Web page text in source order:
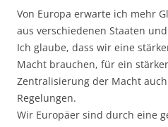
Von Europa erwarte ich mehr
aus verschiedenen Staaten
Ich glaube, dass wir eine
Macht brauchen, für ein
Zentralisierung der Macht
Regelungen.
Wir Europäer sind durch eine